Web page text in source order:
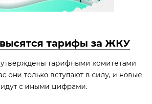
тарифы за ЖКУ
тарифными комитетами
они только вступают в силу, и новые
с иными цифрами.